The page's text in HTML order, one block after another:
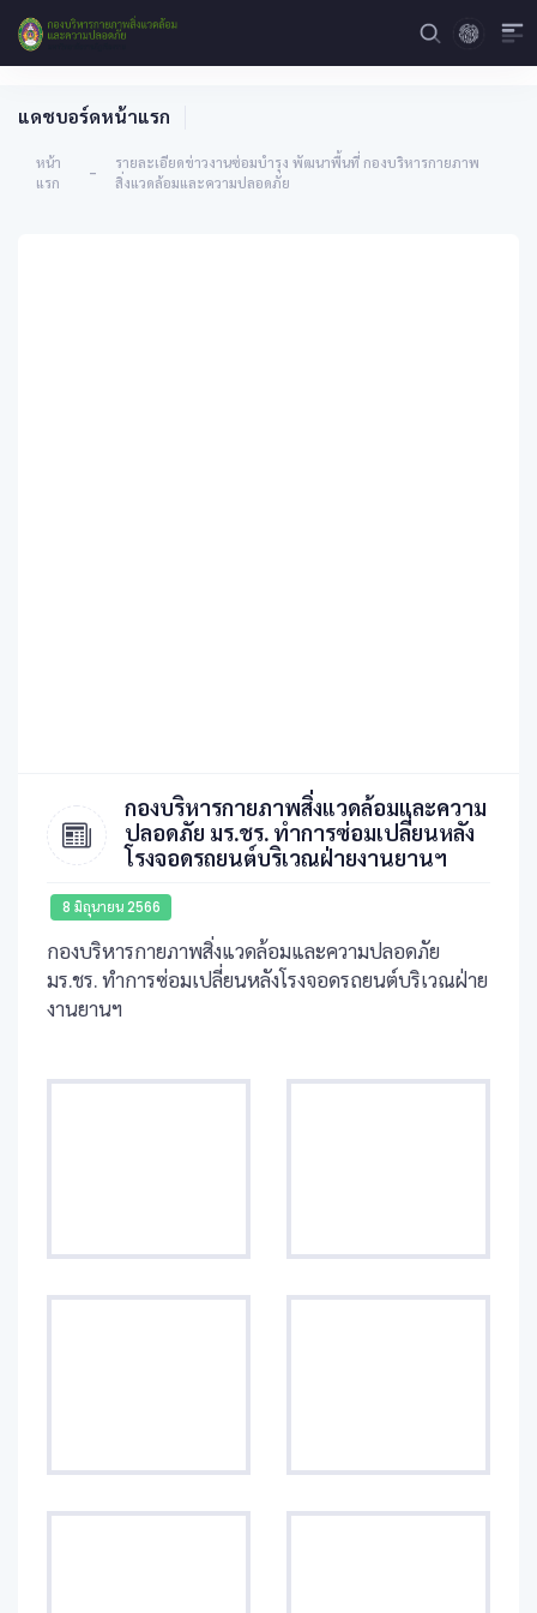
แดชบอร์ดหน้าแรก
หน้า
แรก
-
รายละเอียดข่าวงานซ่อมบำรุง พัฒนาพื้นที่ กองบริหารกายภาพ
สิ่งแวดล้อมและความปลอดภัย
กองบริหารกายภาพสิ่งแวดล้อมและความ
ปลอดภัย มร.ชร. ทำการซ่อมเปลี่ยนหลัง
โรงจอดรถยนต์บริเวณฝ่ายงานยานฯ
8 มิถุนายน 2566
กองบริหารกายภาพสิ่งแวดล้อมและความปลอดภัย
มร.ชร. ทำการซ่อมเปลี่ยนหลังโรงจอดรถยนต์บริเวณฝ่าย
งานยานฯ